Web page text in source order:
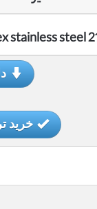
steel
خرید